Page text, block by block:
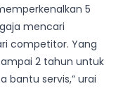
5
mencari
competitor. Yang
2 tahun untuk
bantu servis,” urai